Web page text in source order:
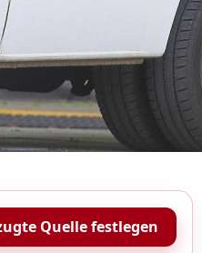
Quelle festlegen